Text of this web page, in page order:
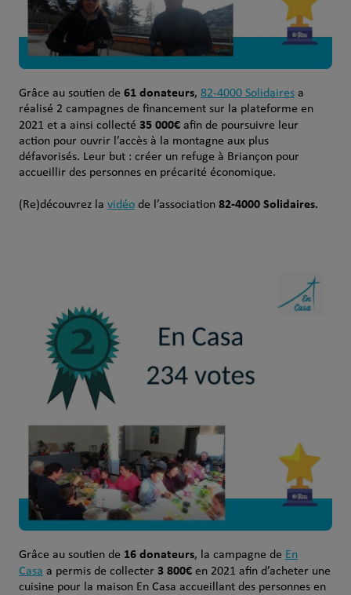
Grâce au soutien de 61 donateurs, 82-4000 Solidairesa
réalisé 2 campagnes de financement sur la plateforme en
2021 et a ainsi collecté 35 000€afin de poursuivre leur
action pour ouvrir l’accès à la montagne aux plus
défavorisés. Leur but : créer un refuge à Briançon pour
accueillir des personnes en précarité économique.
(Re)découvrez la vidéode l’association 82-4000 Solidaires.
Grâce au soutien de 16 donateurs, la campagne de En
Casa a permis de collecter3 800€en 2021 afin d’acheter une
cuisine pour la maison En Casa accueillant des personnes en